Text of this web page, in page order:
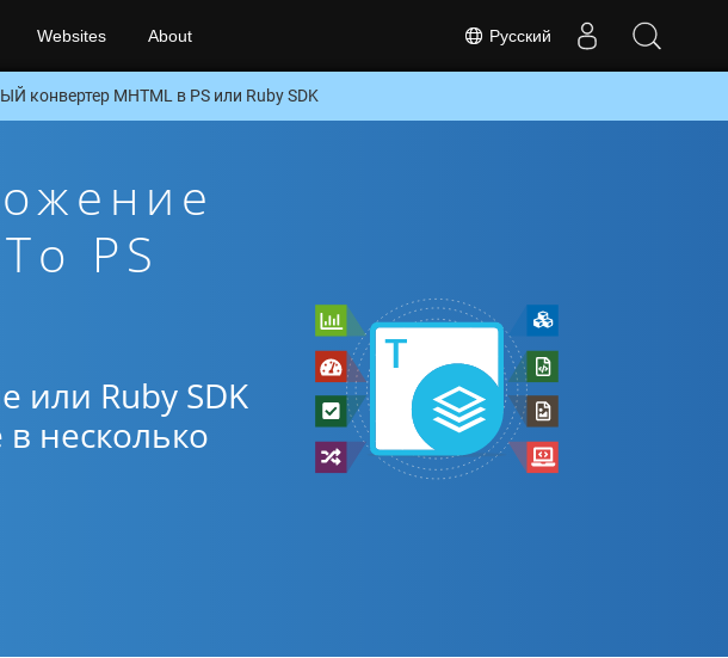
Русский
Websites About
конвертер MHTML в PS или Ruby SDK
PS
или Ruby SDK
несколько